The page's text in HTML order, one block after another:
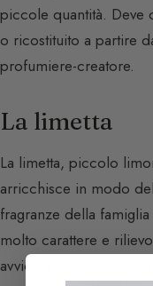
piccole quantità. Deve
o ricostituito a partire
profumiere-creatore.
La limetta
La limetta, piccolo
arricchisce in modo
fragranze della
molto carattere e
avvicina in qualche